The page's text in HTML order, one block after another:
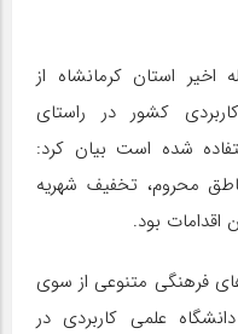
اخیر استان کرمانشاه از
علمی کاربردی کشور در راستای
شده است بیان کرد:
محروم، تخفیف شهریه
اقدامات بود.
فرهنگی متنوعی از سوی
علمی کاربردی در